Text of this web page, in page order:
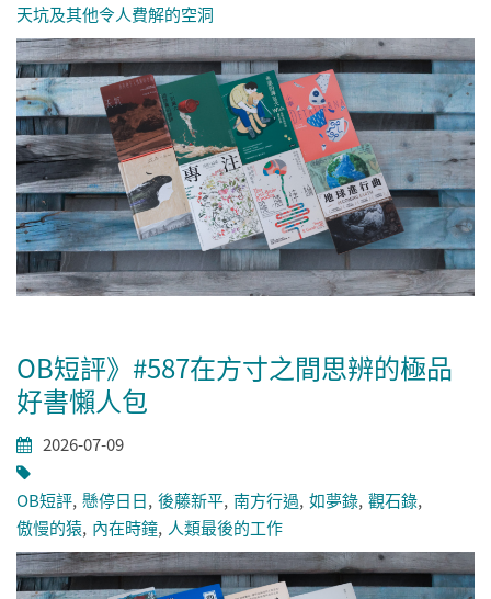
天坑及其他令人費解的空洞
OB短評》#587在方寸之間思辨的極品
好書懶人包
2026-07-09
OB短評 懸停日日 後藤新平 南方行過 如夢錄 觀石錄
傲慢的猿 內在時鐘 人類最後的工作